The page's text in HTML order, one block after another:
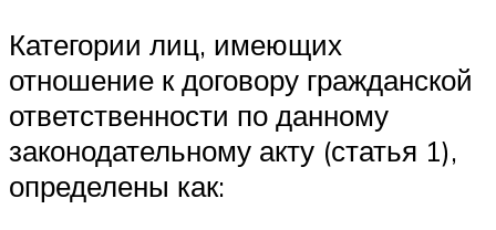
Категории лиц, имеющих
отношение к договору гражданской
ответственности по данному
законодательному акту (статья 1),
определены как: